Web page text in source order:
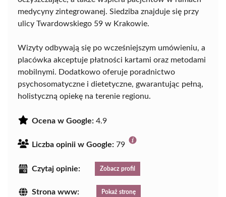
medycyny zintegrowanej. Siedziba znajduje się przy
ulicy Twardowskiego 59 w Krakowie.
Wizyty odbywają się po wcześniejszym umówieniu, a
placówka akceptuje płatności kartami oraz metodami
mobilnymi. Dodatkowo oferuje poradnictwo
psychosomatyczne i dietetyczne, gwarantując pełną,
holistyczną opiekę na terenie regionu.
Ocena w Google: 4.9
Liczba opinii w Google: 79
Czytaj opinie: Zobacz profil
Strona www: Pokaż stronę